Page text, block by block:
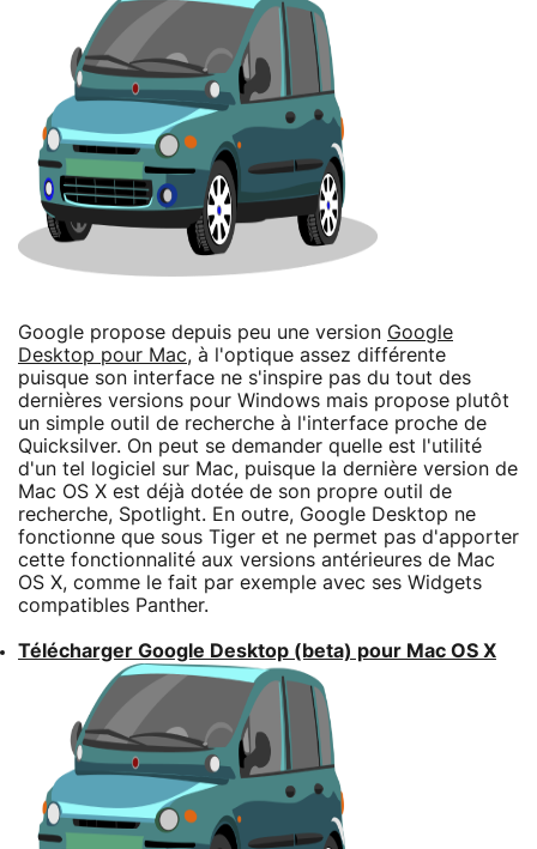
Google propose depuis peu une version Google
Desktop pour Mac, à l'optique assez différente
puisque son interface ne s'inspire pas du tout des
dernières versions pour Windows mais propose plutôt
un simple outil de recherche à l'interface proche de
Quicksilver. On peut se demander quelle est l'utilité
d'un tel logiciel sur Mac, puisque la dernière version de
Mac OS X est déjà dotée de son propre outil de
recherche, Spotlight. En outre, Google Desktop ne
fonctionne que sous Tiger et ne permet pas d'apporter
cette fonctionnalité aux versions antérieures de Mac
OS X, comme le fait par exemple avec ses Widgets
compatibles Panther.
Télécharger Google Desktop (beta) pour Mac OS X